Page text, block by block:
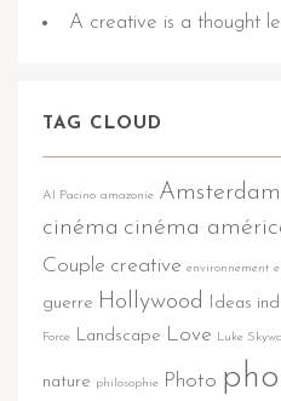
A creative is a thought
TAG CLOUD
Al Pacino amazonie Amsterdam
cinéma cinéma
Couple creative environnement
guerre Hollywood Ideas
Force Landscape Love Luke
nature philosophie Photo